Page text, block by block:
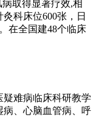
取得显著疗效,相
科床位600张，日
在全国建48个临床
难病临床科研教学
病、心脑血管病、呼